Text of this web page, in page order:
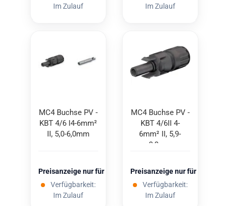
Im Zulauf
Im Zulauf
MC4 Buch­se PV -
KBT 4/6 I4-​6mm²
II, 5,0-6,0mm
Preisanzeige nur für freigeschaltete Kunden
Verfügbarkeit:
Im Zulauf
MC4 Buch­se PV -
KBT 4/6II 4-
6mm² II, 5,9-
8,8mm
Preisanzeige nur für
Verfügbarkeit:
Im Zulauf